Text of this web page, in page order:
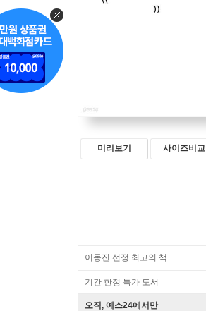
미리보기 사이즈비교
이동진 선정 최고의 책
기간 한정 특가 도서
오직, 예스24에서만